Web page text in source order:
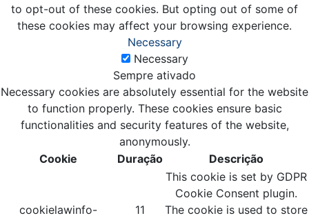
to opt-out of these cookies. But opting out of some of
these cookies may affect your browsing experience.
Necessary
Necessary
Sempre ativado
Necessary cookies are absolutely essential for the website
to function properly. These cookies ensure basic
functionalities and security features of the website,
anonymously.
Cookie
Duração Descrição
cookielawinfo-
11
This cookie is set by GDPR
Cookie Consent plugin.
The cookie is used to store